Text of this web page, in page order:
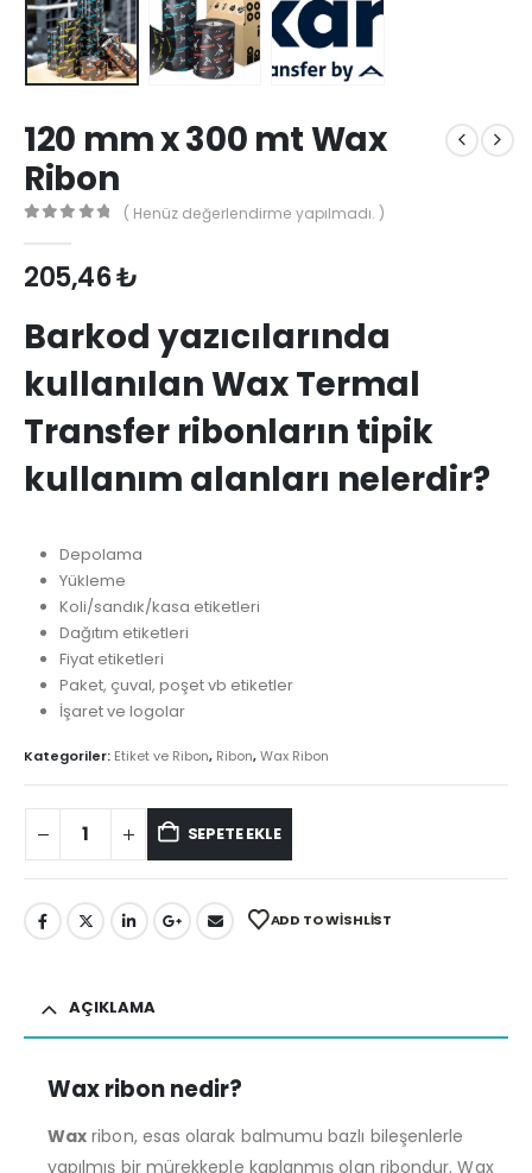
120 mm x 300 mt Wax
Ribon
( Henüz değerlendirme yapılmadı. )
205,46₺
Barkod yazıcılarında
kullanılan Wax Termal
Transfer ribonların tipik
kullanım alanları nelerdir?
Depolama
Yükleme
Koli/sandık/kasa etiketleri
Dağıtım etiketleri
Fiyat etiketleri
Paket, çuval, poşet vb etiketler
İşaret ve logolar
Kategoriler: Etiket ve Ribon, Ribon,Wax Ribon
SEPETE EKLE
ADD TO WISHLIST
AÇIKLAMA
Wax ribon nedir?
Wax ribon, esas olarak balmumu bazlı bileşenlerle
yapılmış bir mürekkeple kaplanmış olan ribondur. Wax